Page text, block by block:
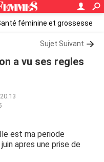
féminine et grossesse
Sujet Suivant
a vu ses regles
est ma periode
apres une prise de